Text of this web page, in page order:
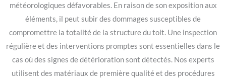
météorologiques défavorables. En raison de son exposition aux
éléments, il peut subir des dommages susceptibles de
compromettre la totalité de la structure du toit. Une inspection
régulière et des interventions promptes sont essentielles dans le
cas où des signes de détérioration sont détectés. Nos experts
utilisent des matériaux de première qualité et des procédures